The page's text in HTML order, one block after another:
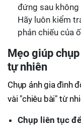
đứng sau
Hãy luôn kiểm
phản chiếu của
Mẹo giúp
tự nhiên
Chụp ảnh gia đình
vài "chiêu bài" từ
Chụp liên tục